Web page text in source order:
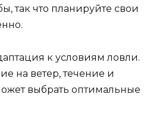
так что планируйте свои
к условиям ловли.
на ветер, течение и
выбрать оптимальные